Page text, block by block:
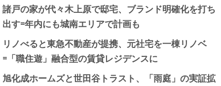
諸戸の家が代々木上原で邸宅、ブランド明確化を打ち
出す=年内にも城南エリアで計画も
リノべると東急不動産が提携、元社宅を一棟リノベ
=「職住遊」融合型の賃貸レジデンスに
旭化成ホームズと世田谷トラスト、「雨庭」の実証拡